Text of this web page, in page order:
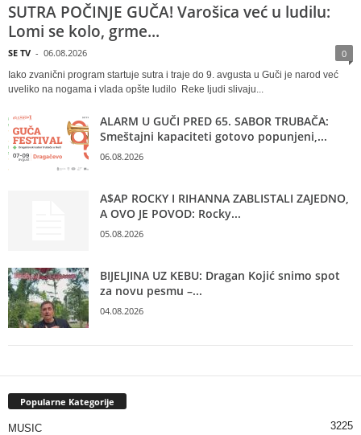
SUTRA POČINJE GUČA! Varošica već u ludilu:
Lomi se kolo, grme...
SE TV - 06.08.2026 0
Iako zvanični program startuje sutra i traje do 9. avgusta u Guči je narod već
uveliko na nogama i vlada opšte ludilo Reke ljudi slivaju...
ALARM U GUČI PRED 65. SABOR TRUBAČA:
Smeštajni kapaciteti gotovo popunjeni,...
06.08.2026
A$AP ROCKY I RIHANNA ZABLISTALI ZAJEDNO,
A OVO JE POVOD: Rocky...
05.08.2026
BIJELJINA UZ KEBU: Dragan Kojić snimo spot
za novu pesmu –...
04.08.2026
Popularne Kategorije
MUSIC 3225